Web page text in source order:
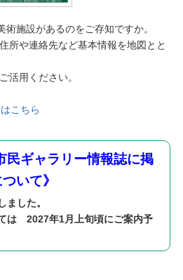
施設があるのをご存知ですか。
所や連絡先など基本情報を地図とと
活用ください。
こちら
民ギャラリー情報誌に掲
いて》
ました。
は 2027年1月上旬頃にご案内予